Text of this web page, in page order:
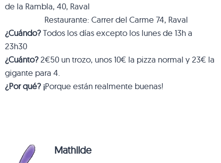
de la Rambla, 40, Raval
Restaurante: Carrer del Carme 74, Raval
¿Cuándo?Todos los días excepto los lunes de 13h a
23h30
¿Cuánto? 2€50 un trozo, unos 10€ la pizza normal y 23€ la
gigante para 4.
¿Por qué? ¡Porque están realmente buenas!
Mathilde